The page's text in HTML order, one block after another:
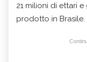
21 milioni di ettari
prodotto in Brasile.